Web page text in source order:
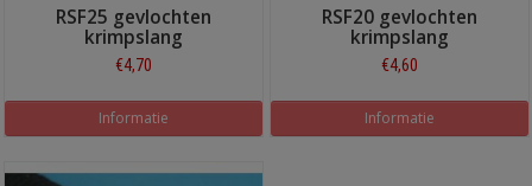
RSF25 gevlochten
krimpslang
€4,70
Informatie
RSF20 gevlochten
krimpslang
€4,60
Informatie